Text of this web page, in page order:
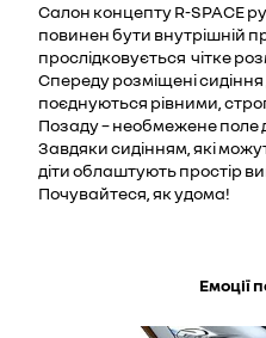
Салон концепту R-SPACE
повинен бути внутрішній
прослідковується чітке
Спереду розміщені сидіння
поєднуються рівними,
Позаду – необмежене поле
Завдяки сидінням, які
діти облаштують простір
Почувайтеся, як удома!
Емоції